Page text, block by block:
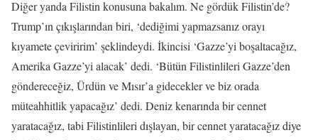
Diğer yanda Filistin konusuna bakalım. Ne gördük Filistin’de?
Trump’ın çıkışlarından biri, ‘dediğimi yapmazsanız orayı
kıyamete çeviririm’ şeklindeydi. İkincisi ‘Gazze’yi boşaltacağız,
Amerika Gazze’yi alacak’ dedi. ‘Bütün Filistinlileri Gazze’den
göndereceğiz, Ürdün ve Mısır’a gidecekler ve biz orada
müteahhitlik yapacağız’ dedi. Deniz kenarında bir cennet
yaratacağız, tabi Filistinlileri dışlayan, bir cennet yaratacağız diye